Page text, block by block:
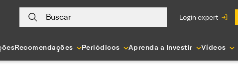
Buscar login expert
Recomendações Periódicos Aprenda a Investir Vídeos